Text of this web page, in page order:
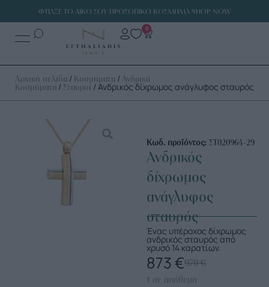
ΦΤΙΑΞΕ ΤΟ ΔΙΚΟ ΣΟΥ ΠΡΟΣΩΠΙΚΟ ΚΟΣΜΗΜΑ SHOP NOW
0
Αρχική σελίδα / Κοσμήματα / Ανδρικά
Κοσμήματα / Σταυροί / Ανδρικός δίχρωμος ανάγλυφος σταυρός
Κωδ. προϊόντος: ΣΤ020964-29
Ανδρικός
δίχρωμος
ανάγλυφος
σταυρός
Ένας υπέροχος δίχρωμος
ανδρικός σταυρός από
χρυσό 14 καρατίων.
970€
873 €
1 σε απόθεμα